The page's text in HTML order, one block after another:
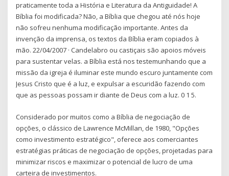
praticamente toda a História e Literatura da Antiguidade! A
Bíblia foi modificada? Não, a Bíblia que chegou até nós hoje
não sofreu nenhuma modificação importante. Antes da
invenção da imprensa, os textos da Bíblia eram copiados à
mão. 22/04/2007 · Candelabro ou castiçais são apoios móveis
para sustentar velas. a Bíblia está nos testemunhando que a
missão da igreja é iluminar este mundo escuro juntamente com
Jesus Cristo que é a luz, e expulsar a escuridão fazendo com
que as pessoas possam ir diante de Deus com a luz. 0 1 5.
Considerado por muitos como a Bíblia de negociação de
opções, o clássico de Lawrence McMillan, de 1980, "Opções
como investimento estratégico", oferece aos comerciantes
estratégias práticas de negociação de opções, projetadas para
minimizar riscos e maximizar o potencial de lucro de uma
carteira de investimentos.